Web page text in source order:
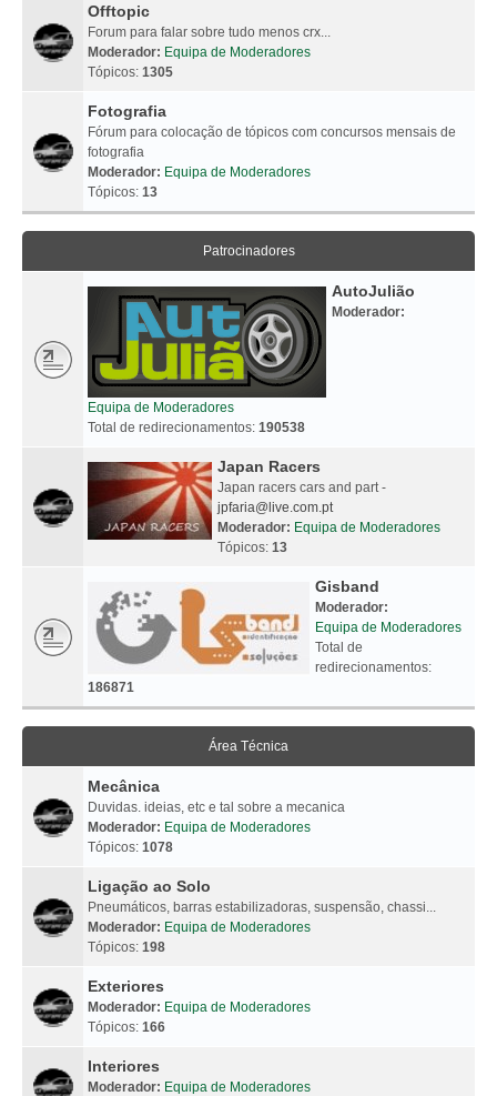
Offtopic
Forum para falar sobre tudo menos crx...
Moderador: Equipa de Moderadores
Tópicos: 1305
Fotografia
Fórum para colocação de tópicos com concursos mensais de
fotografia
Moderador: Equipa de Moderadores
Tópicos: 13
Patrocinadores
AutoJulião
Moderador:
Equipa de Moderadores
Total de redirecionamentos: 190538
Japan Racers
Japan racers cars and part -
jpfaria@live.com.pt
Moderador: Equipa de Moderadores
Tópicos: 13
Gisband
Moderador:
Equipa de Moderadores
Total de
redirecionamentos:
186871
Área Técnica
Mecânica
Duvidas. ideias, etc e tal sobre a mecanica
Moderador: Equipa de Moderadores
Tópicos: 1078
Ligação ao Solo
Pneumáticos, barras estabilizadoras, suspensão, chassi...
Moderador: Equipa de Moderadores
Tópicos: 198
Exteriores
Moderador: Equipa de Moderadores
Tópicos: 166
Interiores
Moderador: Equipa de Moderadores